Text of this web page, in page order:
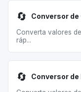
🔄 Conversor
Converta valores
ráp...
🔄 Conversor